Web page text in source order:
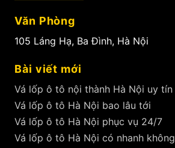
Văn Phòng
105 Láng Hạ, Ba Đình, Hà Nội
Bài viết mới
Vá lốp ô tô nội thành Hà Nội uy tín
Vá lốp ô tô Hà Nội bao lâu tới
Vá lốp ô tô Hà Nội phục vụ 24/7
Vá lốp ô tô Hà Nội có nhanh không